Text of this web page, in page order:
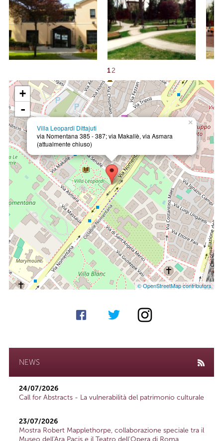
12
×
Villa Leopardi Dittajuti
via Nomentana 385 - 387; via Makallè, via Asmara
(attualmente chiuso)
+
-
© OpenStreetMap contributors
NEWS
24/07/2026
Call for Abstracts - La vulnerabilità del patrimonio culturale
23/07/2026
Mostra Robert Mapplethorpe, collaborazione speciale tra il
Museo dell'Ara Pacis e il Teatro dell'Opera di Roma